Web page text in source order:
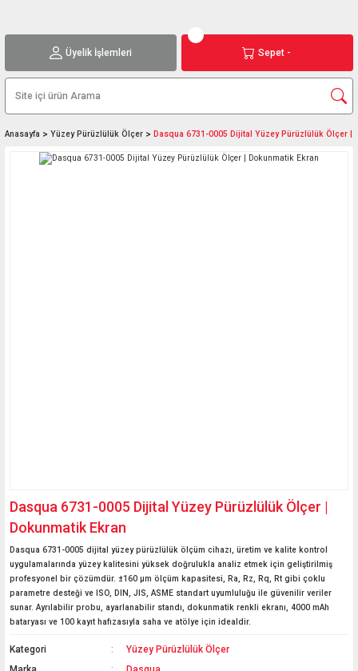
Üyelik İşlemleri Sepet -
Anasayfa Yüzey Pürüzlülük Ölçer Dasqua 6731-0005 Dijital Yüzey Pürüzlülük Ölçer |
Dasqua 6731-0005 Dijital Yüzey Pürüzlülük Ölçer |
Dokunmatik Ekran
Dasqua 6731-0005 dijital yüzey pürüzlülük ölçüm cihazı, üretim ve kalite kontrol
uygulamalarında yüzey kalitesini yüksek doğrulukla analiz etmek için geliştirilmiş
profesyonel bir çözümdür. ±160 µm ölçüm kapasitesi, Ra, Rz, Rq, Rt gibi çoklu
parametre desteği ve ISO, DIN, JIS, ASME standart uyumluluğu ile güvenilir veriler
sunar. Ayrılabilir probu, ayarlanabilir standı, dokunmatik renkli ekranı, 4000 mAh
bataryası ve 100 kayıt hafızasıyla saha ve atölye için idealdir.
Kategori
Yüzey Pürüzlülük Ölçer